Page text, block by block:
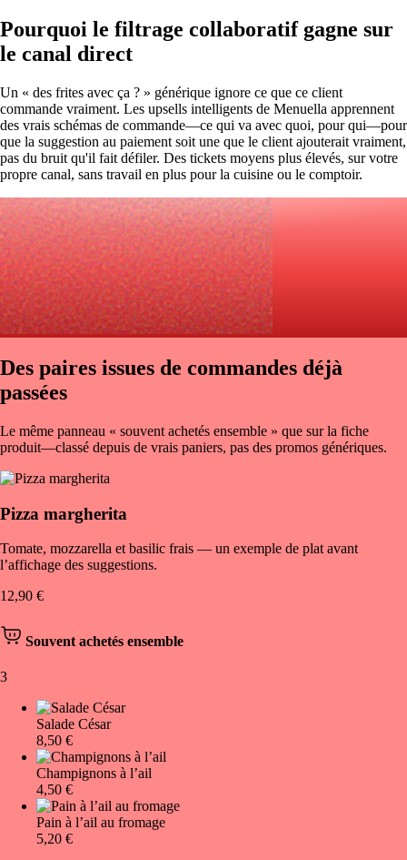
Pourquoi le filtrage collaboratif gagne sur
le canal direct
Un « des frites avec ça ? » générique ignore ce que ce client
commande vraiment. Les upsells intelligents de Menuella apprennent
des vrais schémas de commande—ce qui va avec quoi, pour qui—pour
que la suggestion au paiement soit une que le client ajouterait vraiment,
pas du bruit qu'il fait défiler. Des tickets moyens plus élevés, sur votre
propre canal, sans travail en plus pour la cuisine ou le comptoir.
Des paires issues de commandes déjà
passées
Le même panneau « souvent achetés ensemble » que sur la fiche
produit—classé depuis de vrais paniers, pas des promos génériques.
Pizza margherita
Tomate, mozzarella et basilic frais — un exemple de plat avant
l’affichage des suggestions.
12,90 €
Souvent achetés ensemble
3
Salade César
8,50 €
Champignons à l’ail
4,50 €
Pain à l’ail au fromage
5,20 €